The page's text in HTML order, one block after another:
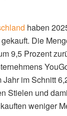
haben
Die
9,5 Prozent
im Schnitt
Stielen und
weniger